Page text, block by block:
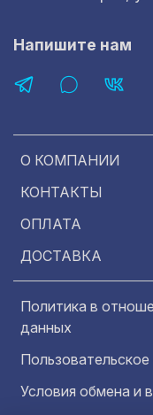
О КОМПАНИИ
КОНТАКТЫ
ОПЛАТА
ДОСТАВКА
Политика в
данных
Условия обмена и
Напишите нам